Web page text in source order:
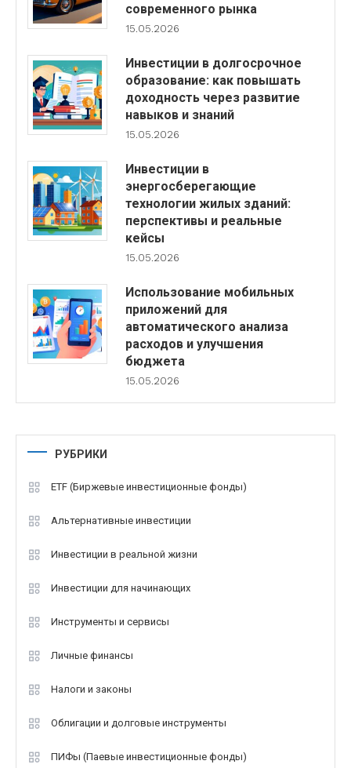
современного рынка
15.05.2026
Инвестиции в долгосрочное
образование: как повышать
доходность через развитие
навыков и знаний
15.05.2026
Инвестиции в
энергосберегающие
технологии жилых зданий:
перспективы и реальные
кейсы
15.05.2026
Использование мобильных
приложений для
автоматического анализа
расходов и улучшения
бюджета
15.05.2026
РУБРИКИ
ETF (Биржевые инвестиционные фонды)
Альтернативные инвестиции
Инвестиции в реальной жизни
Инвестиции для начинающих
Инструменты и сервисы
Личные финансы
Налоги и законы
Облигации и долговые инструменты
ПИФы (Паевые инвестиционные фонды)